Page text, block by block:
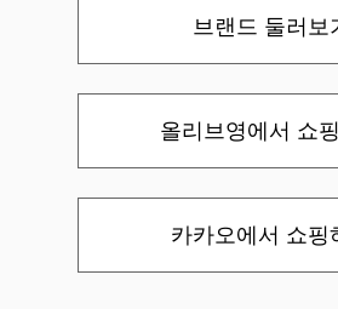
브랜드 둘러보
올리브영에서 쇼
카카오에서 쇼핑